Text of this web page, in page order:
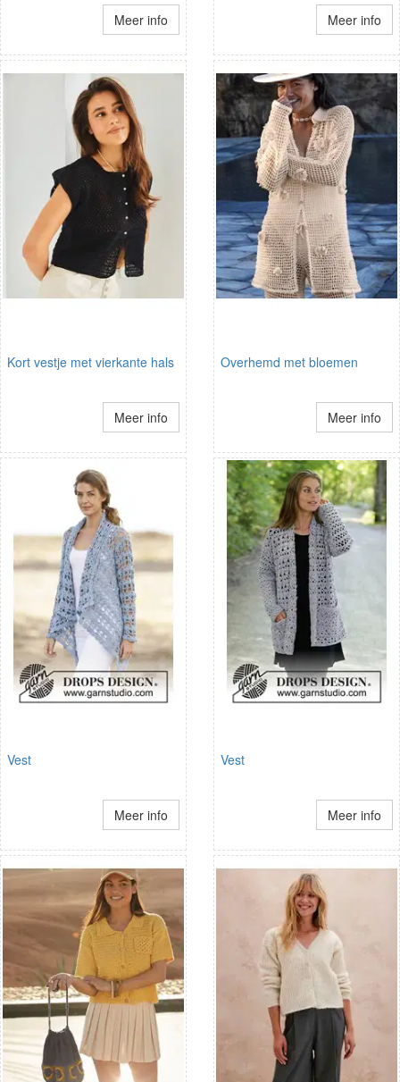
Meer info Meer info
Kort vestje met vierkante hals
Meer info
Overhemd met bloemen
Meer info
Vest
Meer info
Vest
Meer info